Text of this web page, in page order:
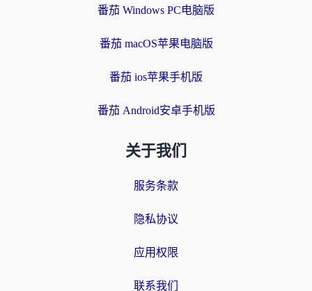
番茄 Windows PC电脑版
番茄 macOS苹果电脑版
番茄 ios苹果手机版
番茄 Android安卓手机版
关于我们
服务条款
隐私协议
应用权限
联系我们